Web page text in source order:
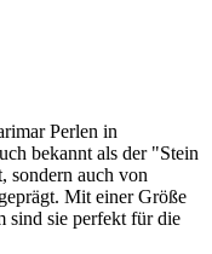
Perlen in
bekannt als der "Stein
sondern auch von
Mit einer Größe
sind sie perfekt für die